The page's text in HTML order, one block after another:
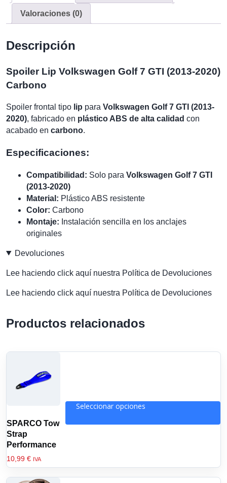
Carbono
cantidad
Valoraciones (0)
Descripción
Spoiler Lip Volkswagen Golf 7 GTI (2013-2020)
Carbono
Spoiler frontal tipo lip para Volkswagen Golf 7 GTI (2013-
2020), fabricado en plástico ABS de alta calidad con
acabado en carbono.
Especificaciones:
Compatibilidad: Solo para Volkswagen Golf 7 GTI
(2013-2020)
Material: Plástico ABS resistente
Color: Carbono
Montaje: Instalación sencilla en los anclajes
originales
Devoluciones
Lee haciendo click aquí nuestra Política de Devoluciones
Lee haciendo click aquí nuestra Política de Devoluciones
Productos relacionados
SPARCO Tow
Strap
Performance
10,99 € IVA
Seleccionar opciones
producto
tiene
múltiples
variantes.